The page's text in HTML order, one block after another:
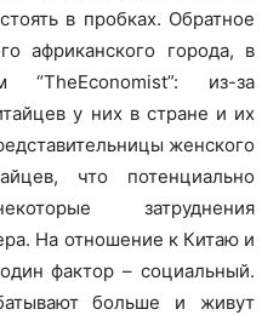
в пробках. Обратное
африканского города, в
из-за
у них в стране и их
женского
что потенциально
затруднения
На отношение к Китаю и
фактор – социальный.
больше и живут